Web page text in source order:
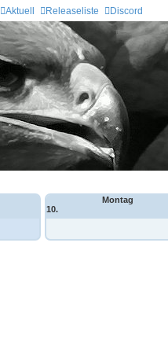
Aktuell Releaseliste Discord
Montag
10.